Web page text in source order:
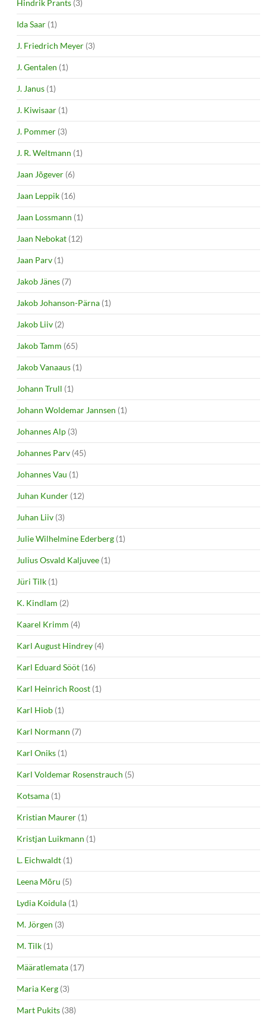
Hindrik Prants (3)
Ida Saar (1)
J. Friedrich Meyer (3)
J. Gentalen (1)
J. Janus (1)
J. Kiwisaar (1)
J. Pommer (3)
J. R. Weltmann (1)
Jaan Jõgever (6)
Jaan Leppik (16)
Jaan Lossmann (1)
Jaan Nebokat (12)
Jaan Parv (1)
Jakob Jänes (7)
Jakob Johanson-Pärna (1)
Jakob Liiv (2)
Jakob Tamm (65)
Jakob Vanaaus (1)
Johann Trull (1)
Johann Woldemar Jannsen (1)
Johannes Alp (3)
Johannes Parv (45)
Johannes Vau (1)
Juhan Kunder (12)
Juhan Liiv (3)
Julie Wilhelmine Ederberg (1)
Julius Osvald Kaljuvee (1)
Jüri Tilk (1)
K. Kindlam (2)
Kaarel Krimm (4)
Karl August Hindrey (4)
Karl Eduard Sööt (16)
Karl Heinrich Roost (1)
Karl Hiob (1)
Karl Normann (7)
Karl Oniks (1)
Karl Voldemar Rosenstrauch (5)
Kotsama (1)
Kristian Maurer (1)
Kristjan Luikmann (1)
L. Eichwaldt (1)
Leena Mõru (5)
Lydia Koidula (1)
M. Jörgen (3)
M. Tilk (1)
Määratlemata (17)
Maria Kerg (3)
Mart Pukits (38)